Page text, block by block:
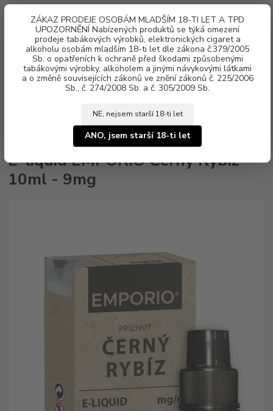
ZÁKAZ PRODEJE OSOBÁM MLADŠÍM 18-TI LET A TPD
UPOZORNĚNÍ Nabízených produktů se týká omezení
prodeje tabákových výrobků, elektronických cigaret a
alkoholu osobám mladším 18-ti let dle zákona č.379/2005
Sb. o opatřeních k ochraně před škodami způsobenými
tabákovými výrobky, alkoholem a jinými návykovými látkami
a o změně souvisejících zákonů ve znění zákonů č. 225/2006
Sb., č. 274/2008 Sb. a č. 305/2009 Sb.
NE, nejsem starší 18-ti let
ANO, jsem starší 18-ti let
Menu
za0 Kč
E-liquid EMPORIO Černý Rybíz
10ml - 9mg